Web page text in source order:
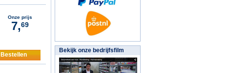
Onze prijs
7,69
Bestellen
Bekijk onze bedrijfsfilm